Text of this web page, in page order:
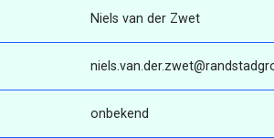
Niels van der Zwet
onbekend